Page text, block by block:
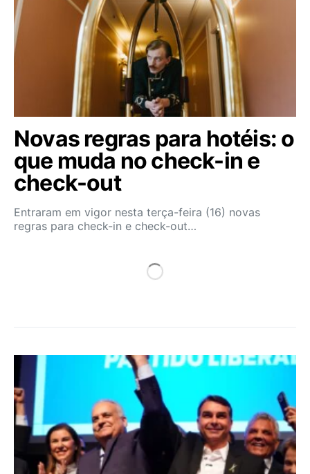
Novas regras para hotéis: o
que muda no check-in e
check-out
Entraram em vigor nesta terça-feira (16) novas
regras para check-in e check-out…